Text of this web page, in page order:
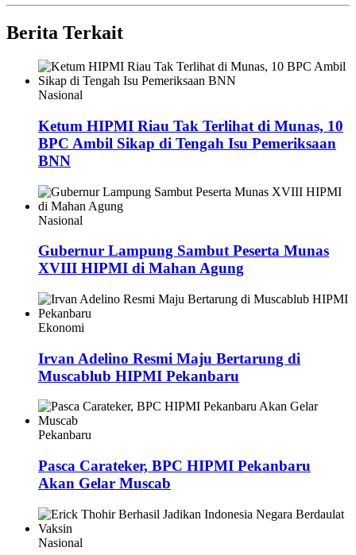
Berita Terkait
Nasional
Ketum HIPMI Riau Tak Terlihat di Munas, 10
BPC Ambil Sikap di Tengah Isu Pemeriksaan
BNN
Nasional
Gubernur Lampung Sambut Peserta Munas
XVIII HIPMI di Mahan Agung
Ekonomi
Irvan Adelino Resmi Maju Bertarung di
Muscablub HIPMI Pekanbaru
Pekanbaru
Pasca Carateker, BPC HIPMI Pekanbaru
Akan Gelar Muscab
Nasional